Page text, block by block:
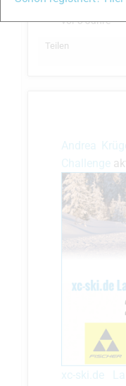
vor 3 Jahre
Teilen
Andrea
Challenge
xc-ski.de